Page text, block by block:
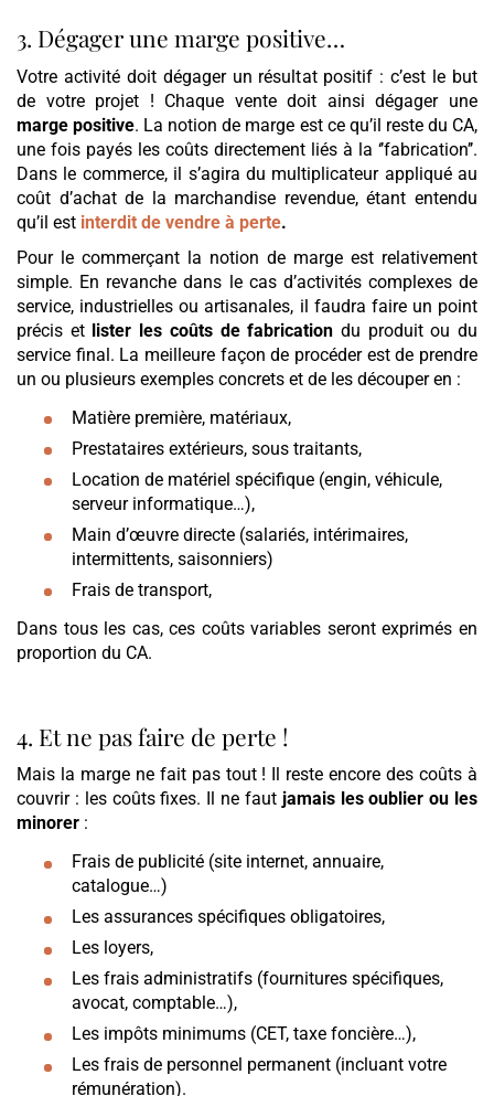
3. Dégager une marge positive…
Votre activité doit dégager un résultat positif : c’est le but
de votre projet ! Chaque vente doit ainsi dégager une
marge positive. La notion de marge est ce qu’il reste du CA,
une fois payés les coûts directement liés à la ‘’fabrication’’.
Dans le commerce, il s’agira du multiplicateur appliqué au
coût d’achat de la marchandise revendue, étant entendu
qu’il est interdit de vendre à perte.
Pour le commerçant la notion de marge est relativement
simple. En revanche dans le cas d’activités complexes de
service, industrielles ou artisanales, il faudra faire un point
précis et lister les coûts de fabrication du produit ou du
service final. La meilleure façon de procéder est de prendre
un ou plusieurs exemples concrets et de les découper en :
Matière première, matériaux,
Prestataires extérieurs, sous traitants,
Location de matériel spécifique (engin, véhicule,
serveur informatique…),
Main d’œuvre directe (salariés, intérimaires,
intermittents, saisonniers)
Frais de transport,
Dans tous les cas, ces coûts variables seront exprimés en
proportion du CA.
4. Et ne pas faire de perte !
Mais la marge ne fait pas tout ! Il reste encore des coûts à
couvrir : les coûts fixes. Il ne faut jamais les oublier ou les
minorer :
Frais de publicité (site internet, annuaire,
catalogue…)
Les assurances spécifiques obligatoires,
Les loyers,
Les frais administratifs (fournitures spécifiques,
avocat, comptable…),
Les impôts minimums (CET, taxe foncière…),
Les frais de personnel permanent (incluant votre
rémunération).